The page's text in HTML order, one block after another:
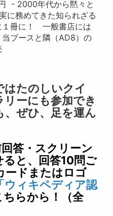
- 2000年代から黙々と
に務めてきた知られざる
１冊に！ 一般書店には
ブースと隣（AD8）の
はたのしいクイ
ーにも参加でき
、ぜひ、足を運ん
答・スクリーン
と、回答10問ご
ードまたはロゴ
「ウィキペディア認
ちらから！（全